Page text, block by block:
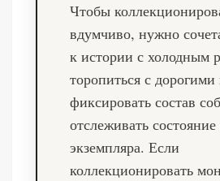
Чтобы
вдумчиво, нужно
к истории с холодным
торопиться с
фиксировать состав
отслеживать
экземпляра. Если
коллекционировать